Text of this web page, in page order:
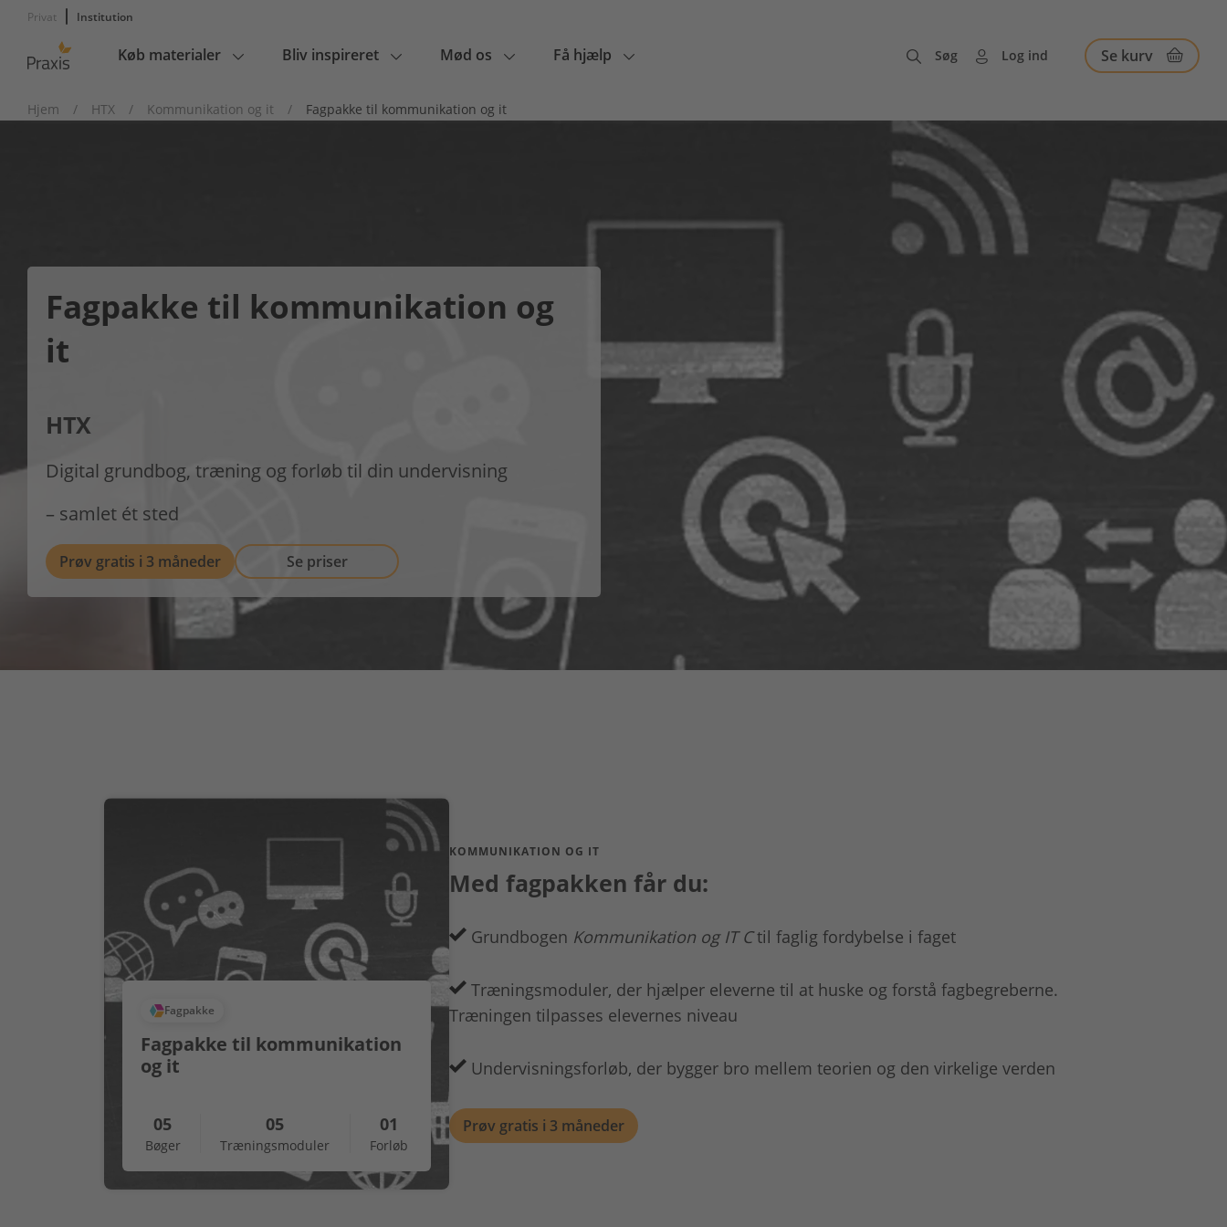
Privat Institution
Main
Køb materialer Bliv inspireret Mød os Få hjælp Søg Log ind Se kurv
Hjem / HTX / Kommunikation og it / Fagpakke til kommunikation og it
Fagpakke til kommunikation og
it
HTX
Digital grundbog, træning og forløb til din undervisning
– samlet ét sted
Prøv gratis i 3 måneder Se priser
Fagpakke
Fagpakke til kommunikation
og it
05
Bøger
05
Træningsmoduler
01
Forløb
KOMMUNIKATION OG IT
Med fagpakken får du:
Grundbogen Kommunikation og IT Ctil faglig fordybelse i faget
Træningsmoduler, der hjælper eleverne til at huske og forstå fagbegreberne.
Træningen tilpasses elevernes niveau
Undervisningsforløb, der bygger bro mellem teorien og den virkelige verden
Prøv gratis i 3 måneder